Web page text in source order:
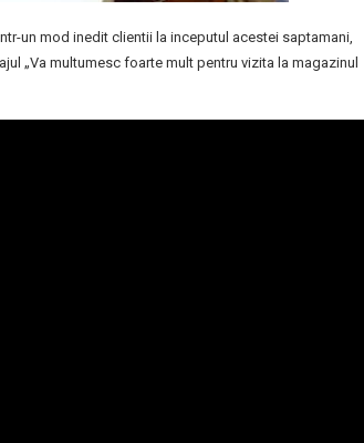
un mod inedit clientii la inceputul acestei saptamani,
„Va multumesc foarte mult pentru vizita la magazinul